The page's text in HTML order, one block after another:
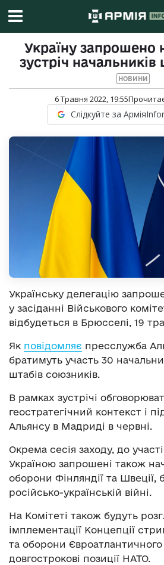
Україну запрошено
зустріч
НОВИНИ
6 Травня 2022, 19:55
Слідкуйте за
Українську делегацію
у засіданні Військового
відбудеться в Брюсселі, 19
Як повідомляє пресслужба
братимуть участь 30
штабів союзників.
В рамках зустрічі
геостратегічний контекст і
Альянсу в Мадриді в червні.
Окрема сесія заходу, до
Україною запрошені також
оборони Фінляндії та Швеції,
російсько-українській війні.
На Комітеті також будуть
імплементації Концепції
та оборони Євроатлантичного
довгострокові позиції НАТО.